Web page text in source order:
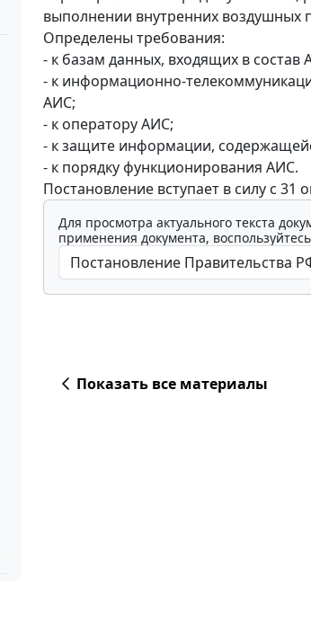
выполнении внутренних воздушных
Определены требования:
- к базам данных, входящих в состав
- к информационно-
АИС;
- к оператору АИС;
- к защите информации,
- к порядку функционирования АИС.
Постановление вступает в силу с 31
Для просмотра актуального текста
применения документа,
Показать все материалы